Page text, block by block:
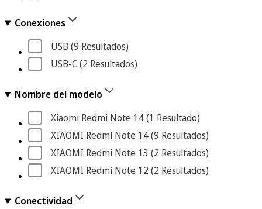
Conexiones
USB (9 Resultados)
USB-C (2 Resultados)
Nombre del modelo
Xiaomi Redmi Note 14 (1 Resultado)
XIAOMI Redmi Note 14 (9 Resultados)
XIAOMI Redmi Note 13 (2 Resultados)
XIAOMI Redmi Note 12 (2 Resultados)
Conectividad